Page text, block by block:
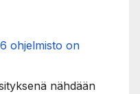
ohjelmisto on
nähdään